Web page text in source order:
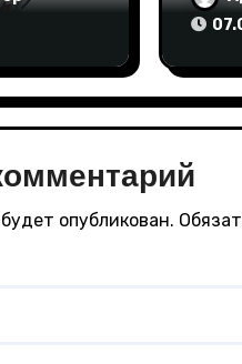
опубликован.